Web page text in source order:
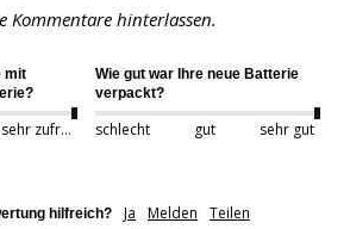
Kommentare hinterlassen.
mit
sehr zufrieden
Wie gut war Ihre neue Batterie
verpackt?
schlecht gut sehr gut
hilfreich? Ja Melden
Teilen